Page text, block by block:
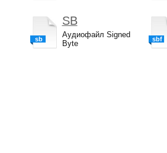
sb
SB
Аудиофайл Signed
Byte
sbf